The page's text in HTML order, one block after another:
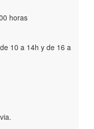
horas
10 a 14h y de 16 a